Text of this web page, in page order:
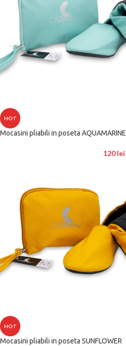
HOT
Mocasini pliabili in poseta AQUAMARINE
120lei
HOT
Mocasini pliabili in poseta SUNFLOWER